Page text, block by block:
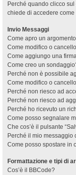
Perché quando clicco
chiede di accedere
Invio Messaggi
Come apro un
Come modifico o
Come aggiungo una
Come creo un
Perché non è possibile
Come modifico o
Perché non riesco ad
Perché non riesco ad
Perché ho ricevuto un
Come posso segnalare
Che cos’è il pulsante
Perché il mio messaggio
Come posso spostare in
Formattazione e tipi di
Cos’è il BBCode?